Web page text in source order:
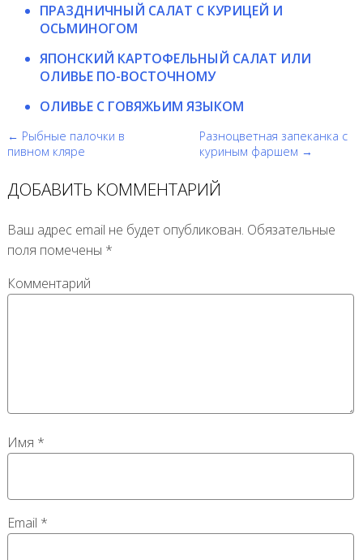
ПРАЗДНИЧНЫЙ САЛАТ С КУРИЦЕЙ И
ОСЬМИНОГОМ
ЯПОНСКИЙ КАРТОФЕЛЬНЫЙ САЛАТ ИЛИ
ОЛИВЬЕ ПО-ВОСТОЧНОМУ
ОЛИВЬЕ С ГОВЯЖЬИМ ЯЗЫКОМ
← Рыбные палочки в
пивном кляре
Разноцветная запеканка с
куриным фаршем →
ДОБАВИТЬ КОММЕНТАРИЙ
Ваш адрес email не будет опубликован. Обязательные
поля помечены *
Комментарий
Имя *
Email *